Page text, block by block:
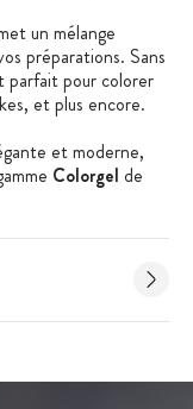
un mélange
préparations. Sans
parfait pour colorer
et plus encore.
et moderne,
Colorgel de